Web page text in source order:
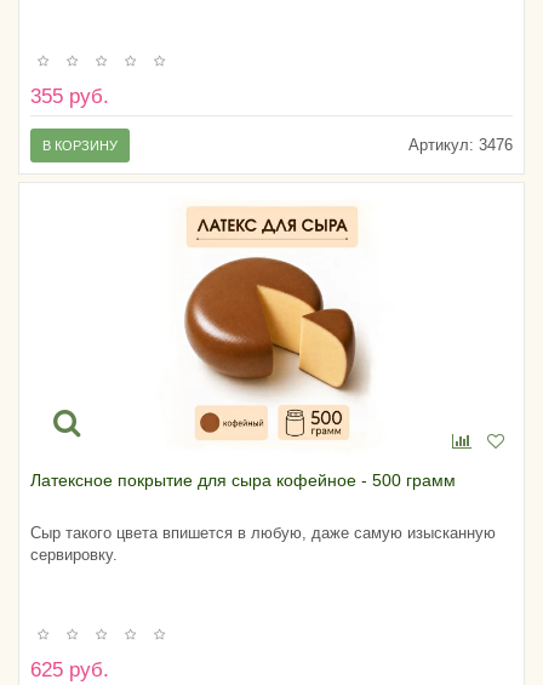
355 руб.
Артикул: 3476
В КОРЗИНУ
Латексное покрытие для сыра кофейное - 500 грамм
Сыр такого цвета впишется в любую, даже самую изысканную
сервировку.
625 руб.